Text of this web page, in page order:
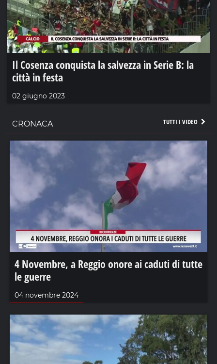
Il Cosenza conquista la salvezza in Serie B: la
città in festa
02 giugno 2023
TUTTI I VIDEO
CRONACA
4 Novembre, a Reggio onore ai caduti di tutte
le guerre
04 novembre 2024